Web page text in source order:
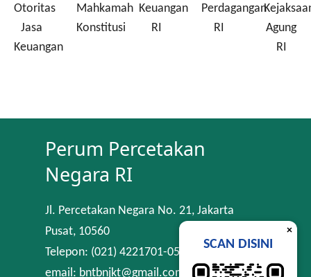
Otoritas
Jasa
Keuangan
Mahkamah
Konstitusi
Keuangan
RI
Perdagangan
RI
Agung
RI
Perum Percetakan
Negara RI
Jl. Percetakan Negara No. 21, Jakarta
Pusat, 10560
Telepon: (021) 4221701-05
email: bntbnjkt@gmail.com
×
SCAN DISINI